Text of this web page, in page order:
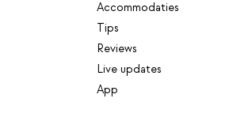
Accommodaties
Tips
Reviews
Live updates
App